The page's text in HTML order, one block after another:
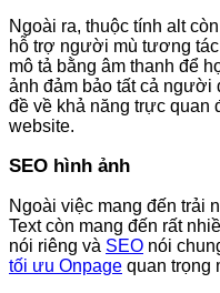
Ngoài ra, thuộc tính alt
hỗ trợ người mù tương
mô tả bằng âm thanh để
ảnh đảm bảo tất cả
đề về khả năng trực quan
website.
SEO hình ảnh
Ngoài việc mang đến trải
Text còn mang đến rất
nói riêng và SEO nói
tối ưu Onpage quan trọng